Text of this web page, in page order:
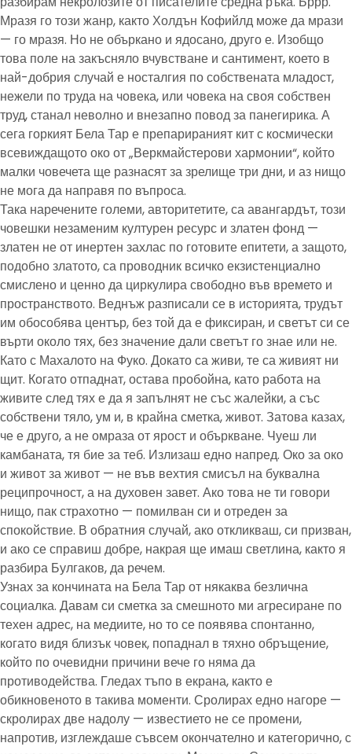
Мразя го този жанр, както Холдън Кофийлд може да мрази
— го мразя. Но не объркано и ядосано, друго е. Изобщо
това поле на закъсняло вчувстване и сантимент, което в
най-добрия случай е носталгия по собствената младост,
нежели по труда на човека, или човека на своя собствен
труд, станал неволно и внезапно повод за панегирика. А
сега горкият Бела Тар е препарираният кит с космически
всевиждащото око от „Веркмайстерови хармонии“, който
малки човечета ще разнасят за зрелище три дни, и аз нищо
не мога да направя по въпроса.
Така наречените големи, авторитетите, са авангардът, този
човешки незаменим културен ресурс и златен фонд —
златен не от инертен захлас по готовите епитети, а защото,
подобно златото, са проводник всичко екзистенциално
смислено и ценно да циркулира свободно във времето и
пространството. Веднъж разписали се в историята, трудът
им обособява център, без той да е фиксиран, и светът си се
върти около тях, без значение дали светът го знае или не.
Като с Махалото на Фуко. Докато са живи, те са живият ни
щит. Когато отпаднат, остава пробойна, като работа на
живите след тях е да я запълнят не със жалейки, а със
собствени тяло, ум и, в крайна сметка, живот. Затова казах,
че е друго, а не омраза от ярост и объркване. Чуеш ли
камбаната, тя бие за теб. Излизаш едно напред. Око за око
и живот за живот — не във вехтия смисъл на буквална
реципрочност, а на духовен завет. Ако това не ти говори
нищо, пак страхотно — помилван си и отреден за
спокойствие. В обратния случай, ако откликваш, си призван,
и ако се справиш добре, накрая ще имаш светлина, както я
разбира Булгаков, да речем.
Узнах за кончината на Бела Тар от някаква безлична
социалка. Давам си сметка за смешното ми агресиране по
техен адрес, на медиите, но то се появява спонтанно,
когато видя близък човек, попаднал в тяхно обръщение,
който по очевидни причини вече го няма да
противодейства. Гледах тъпо в екрана, както е
обикновеното в такива моменти. Сролирах едно нагоре —
скролирах две надолу — известието не се промени,
напротив, изглеждаше съвсем окончателно и категорично, с